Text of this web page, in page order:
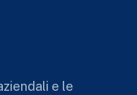
e le